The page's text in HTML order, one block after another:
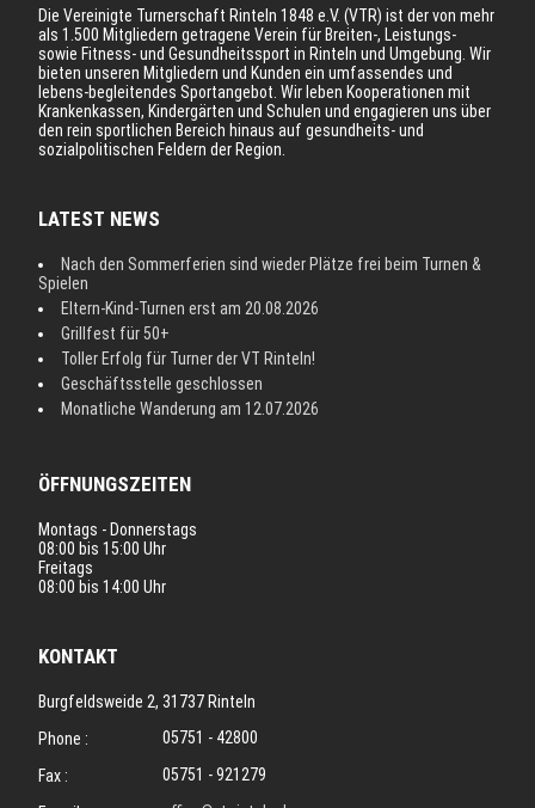
Die Vereinigte Turnerschaft Rinteln 1848 e.V. (VTR) ist der von mehr
als 1.500 Mitgliedern getragene Verein für Breiten-, Leistungs-
sowie Fitness- und Gesundheitssport in Rinteln und Umgebung. Wir
bieten unseren Mitgliedern und Kunden ein umfassendes und
lebens-begleitendes Sportangebot. Wir leben Kooperationen mit
Krankenkassen, Kindergärten und Schulen und engagieren uns über
den rein sportlichen Bereich hinaus auf gesundheits- und
sozialpolitischen Feldern der Region.
LATEST NEWS
Nach den Sommerferien sind wieder Plätze frei beim Turnen &
Spielen
Eltern-Kind-Turnen erst am 20.08.2026
Grillfest für 50+
Toller Erfolg für Turner der VT Rinteln!
Geschäftsstelle geschlossen
Monatliche Wanderung am 12.07.2026
ÖFFNUNGSZEITEN
Montags - Donnerstags
08:00 bis 15:00 Uhr
Freitags
08:00 bis 14:00 Uhr
KONTAKT
Burgfeldsweide 2, 31737 Rinteln
Phone :
05751 - 42800
Fax :
05751 - 921279